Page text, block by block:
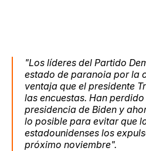
"Los líderes del Partido
estado de paranoia por la
ventaja que el presidente
las encuestas. Han
presidencia de Biden y
lo posible para evitar que
estadounidenses los
próximo noviembre".